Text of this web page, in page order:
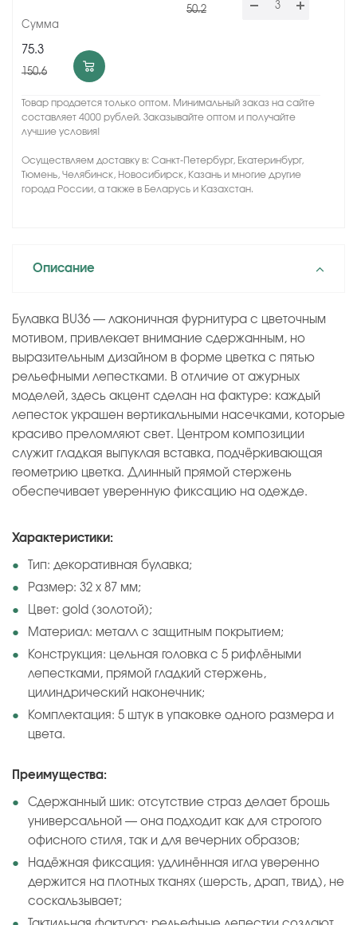
50.2
75.3
150.6
Товар продается только оптом. Минимальный заказ на сайте
составляет 4000 рублей. Заказывайте оптом и получайте
лучшие условия!
Осуществляем доставку в: Санкт-Петербург, Екатеринбург,
Тюмень, Челябинск, Новосибирск, Казань и многие другие
города России, а также в Беларусь и Казахстан.
Описание
Булавка BU36 — лаконичная фурнитура с цветочным
мотивом, привлекает внимание сдержанным, но
выразительным дизайном в форме цветка с пятью
рельефными лепестками. В отличие от ажурных
моделей, здесь акцент сделан на фактуре: каждый
лепесток украшен вертикальными насечками, которые
красиво преломляют свет. Центром композиции
служит гладкая выпуклая вставка, подчёркивающая
геометрию цветка. Длинный прямой стержень
обеспечивает уверенную фиксацию на одежде.
Характеристики:
Тип: декоративная булавка;
Размер: 32 х 87 мм;
Цвет: gold (золотой);
Материал: металл с защитным покрытием;
Конструкция: цельная головка с 5 рифлёными
лепестками, прямой гладкий стержень,
цилиндрический наконечник;
Комплектация: 5 штук в упаковке одного размера и
цвета.
Преимущества:
Сдержанный шик: отсутствие страз делает брошь
универсальной — она подходит как для строгого
офисного стиля, так и для вечерних образов;
Надёжная фиксация: удлинённая игла уверенно
держится на плотных тканях (шерсть, драп, твид), не
соскальзывает;